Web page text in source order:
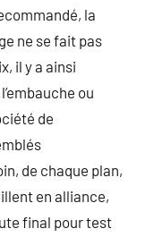
la
ne se fait pas
il y a ainsi
ou
de
de chaque plan,
en alliance,
final pour test